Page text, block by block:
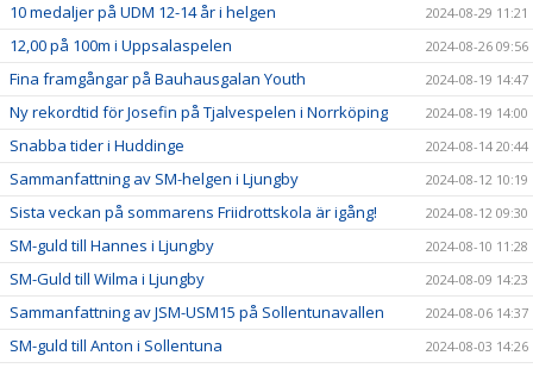
10 medaljer på UDM 12-14 år i helgen 2024-08-29 11:21
12,00 på 100m i Uppsalaspelen 2024-08-26 09:56
Fina framgångar på Bauhausgalan Youth 2024-08-19 14:47
Ny rekordtid för Josefin på Tjalvespelen i Norrköping 2024-08-19 14:00
Snabba tider i Huddinge 2024-08-14 20:44
Sammanfattning av SM-helgen i Ljungby 2024-08-12 10:19
Sista veckan på sommarens Friidrottskola är igång! 2024-08-12 09:30
SM-guld till Hannes i Ljungby 2024-08-10 11:28
SM-Guld till Wilma i Ljungby 2024-08-09 14:23
Sammanfattning av JSM-USM15 på Sollentunavallen 2024-08-06 14:37
SM-guld till Anton i Sollentuna 2024-08-03 14:26